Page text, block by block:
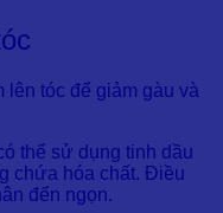
lên tóc để giảm gàu và
thể sử dụng tinh dầu
chứa hóa chất. Điều
đến ngọn.